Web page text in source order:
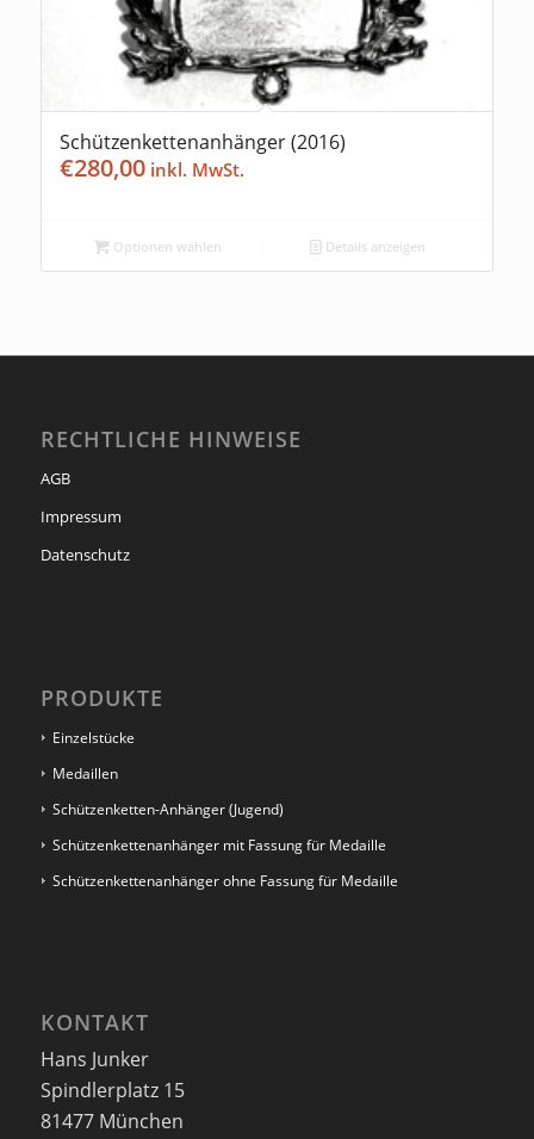
Schützenkettenanhänger (2016)
€280,00
Optionen wählen Details anzeigen
RECHTLICHE HINWEISE
AGB
Impressum
Datenschutz
PRODUKTE
Einzelstücke
Medaillen
Schützenketten-Anhänger (Jugend)
Schützenkettenanhänger mit Fassung für Medaille
Schützenkettenanhänger ohne Fassung für Medaille
KONTAKT
Hans Junker
Spindlerplatz 15
81477 München